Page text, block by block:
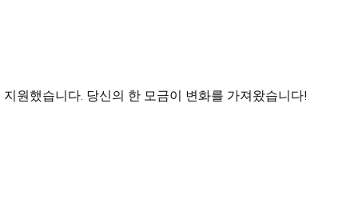
원했습니다. 당신의 한 모금이 변화를 가져왔습니다!